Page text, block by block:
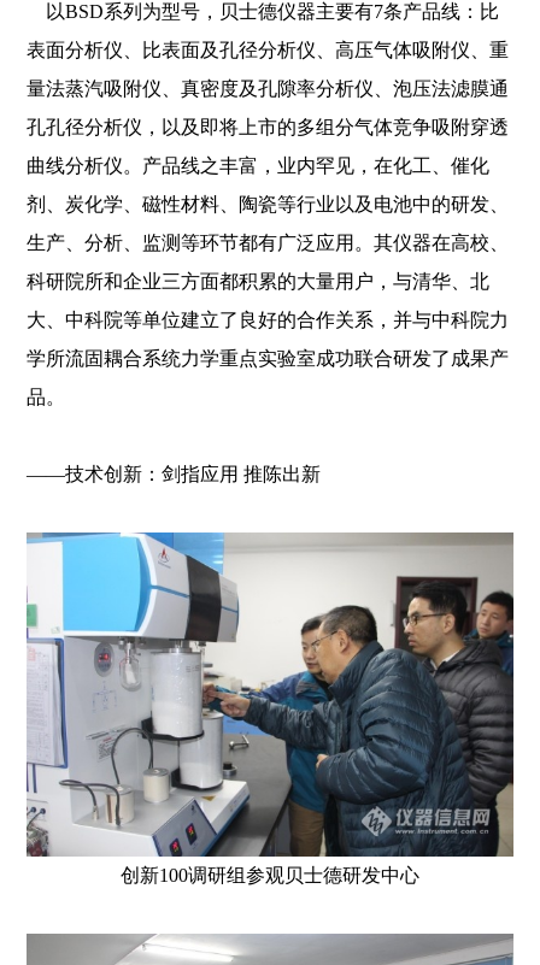
以BSD系列为型号，贝士德仪器主要有7条产品线：比
表面分析仪、比表面及孔径分析仪、高压气体吸附仪、重
量法蒸汽吸附仪、真密度及孔隙率分析仪、泡压法滤膜通
孔孔径分析仪，以及即将上市的多组分气体竞争吸附穿透
曲线分析仪。产品线之丰富，业内罕见，在化工、催化
剂、炭化学、磁性材料、陶瓷等行业以及电池中的研发、
生产、分析、监测等环节都有广泛应用。其仪器在高校、
科研院所和企业三方面都积累的大量用户，与清华、北
大、中科院等单位建立了良好的合作关系，并与中科院力
学所流固耦合系统力学重点实验室成功联合研发了成果产
品。
——技术创新：剑指应用 推陈出新
创新100调研组参观贝士德研发中心